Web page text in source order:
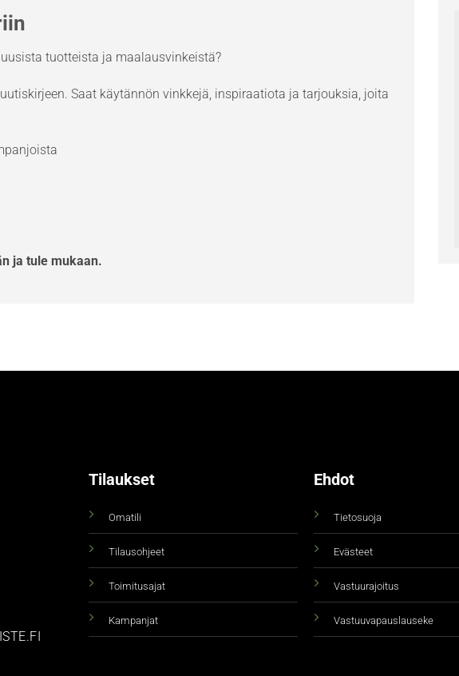
tuotteista ja maalausvinkeistä?
Saat käytännön vinkkejä, inspiraatiota ja tarjouksia, joita
ja tule mukaan.
Tilaukset
Omatili
Tilausohjeet
Toimitusajat
Kampanjat
Ehdot
Tietosuoja
Evästeet
Vastuurajoitus
Vastuuvapauslauseke